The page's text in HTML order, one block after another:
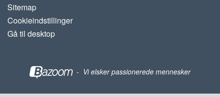
Sitemap
Cookieindstillinger
Gå til desktop
- Vi elsker passionerede mennesker